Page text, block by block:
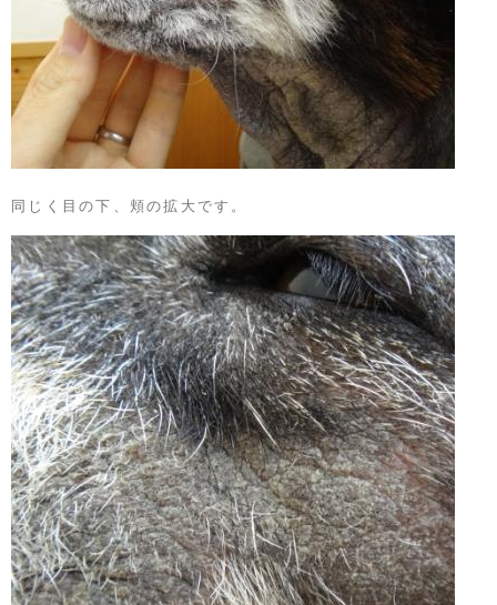
同じく目の下、頬の拡大です。